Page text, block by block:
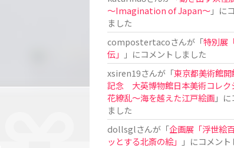
〜Imagination of Japan〜」に
ました
compostertacoさんが「特別展
伝」
」にコメントしました
xsiren19さんが「東京都美術館
記念 大英博物館日本美術コレ
花繚乱～海を越えた江戸絵画」
ました
dollsglさんが「企画展「浮世絵
ッとする北斎の絵」
」にコメン